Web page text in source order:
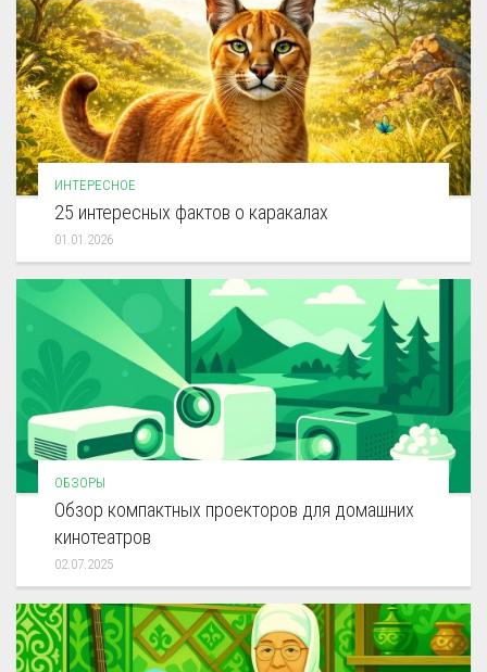
ИНТЕРЕСНОЕ
25 интересных фактов о каракалах
01.01.2026
ОБЗОРЫ
Обзор компактных проекторов для домашних
кинотеатров
02.07.2025